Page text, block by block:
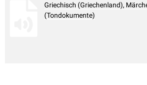
Griechisch (Griechenland),
(Tondokumente)